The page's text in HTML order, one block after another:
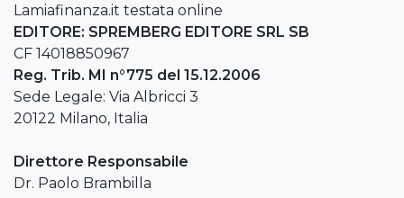
Lamiafinanza.it testata online
EDITORE: SPREMBERG EDITORE SRL SB
CF 14018850967
Reg. Trib. MI n°775 del 15.12.2006
Sede Legale: Via Albricci 3
20122 Milano, Italia
Direttore Responsabile
Dr. Paolo Brambilla